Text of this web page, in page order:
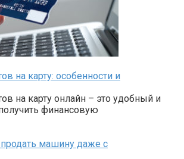
на карту: особенности и
на карту онлайн – это удобный и
финансовую
машину даже с